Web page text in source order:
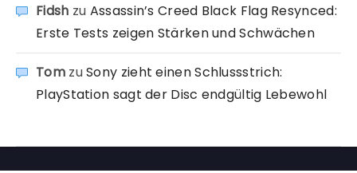
Fidsh zu Assassin’s Creed Black Flag Resynced:
Erste Tests zeigen Stärken und Schwächen
TomzuSony zieht einen Schlussstrich:
PlayStation sagt der Disc endgültig Lebewohl